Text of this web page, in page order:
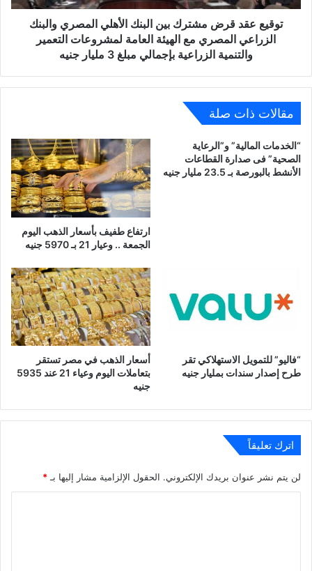
والبنك
الزراعي
المصري
العامة
التعمير
والتنمية
الزراعية
بإجمالي
مبلغ
توقيع عقد قرض مشترك بين البنك الأهلي المصري والبنك
الزراعي المصري مع الهيئة العامة لمشروعات التعمير
والتنمية الزراعية بإجمالي مبلغ 3 مليار جنيه
مقالات ذات صلة
“الخدمات المالية” و”الرعاية
الصحية” فى صدارة القطاعات
الأنشط بالبورصة بـ 23.5 مليار جنيه
ارتفاع طفيف بأسعار الذهب اليوم
الجمعة .. وعيار 21 بـ 5970 جنيه
“فاليو” للتمويل الاستهلاكي تقر
طرح إصدار سندات بمليار جنيه
أسعار الذهب في مصر تستقر
بتعاملات اليوم وعياء 21 عند 5935
جنيه
اترك تعليقاً
لن يتم نشر عنوان بريدك الإلكتروني. الحقول الإلزامية مشار إليها بـ*